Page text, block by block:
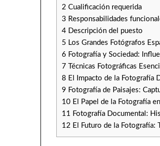
2 Cualificación requerida
3 Responsabilidades
4 Descripción del puesto
5 Los Grandes Fotógrafos
6 Fotografía y Sociedad:
7 Técnicas Fotográficas
8 El Impacto de la Fotografía
9 Fotografí­a de Paisajes:
10 El Papel de la Fotografía
11 Fotografía Documental:
12 El Futuro de la Fotografía: